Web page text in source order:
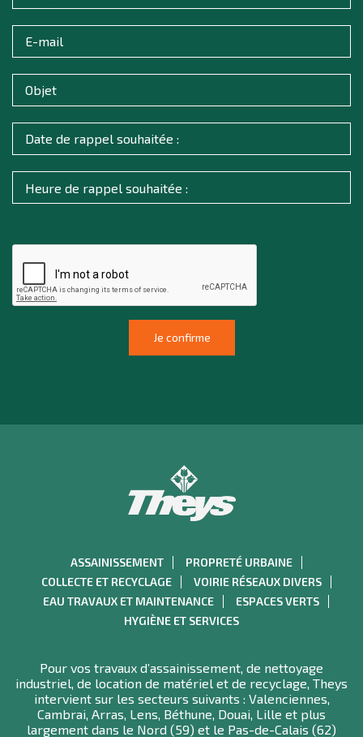
ASSAINISSEMENT
PROPRETÉ URBAINE
COLLECTE ET RECYCLAGE
VOIRIE RÉSEAUX DIVERS
EAU TRAVAUX ET MAINTENANCE
ESPACES VERTS
HYGIÈNE ET SERVICES
Pour vos travaux d’assainissement, de nettoyage
industriel, de location de matériel et de recyclage, Theys
intervient sur les secteurs suivants : Valenciennes,
Cambrai, Arras, Lens, Béthune, Douai, Lille et plus
largement dans le Nord (59) et le Pas-de-Calais (62)